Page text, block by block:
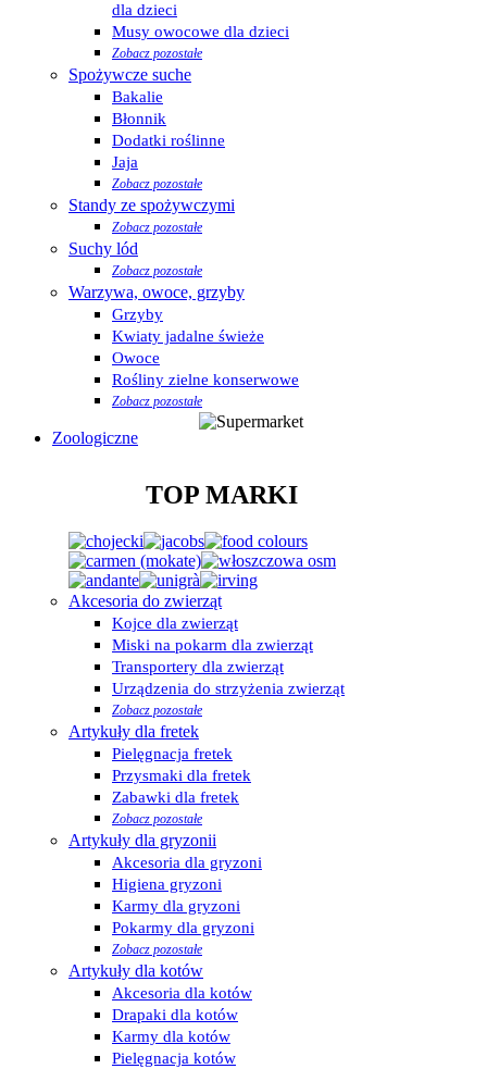
dla dzieci
Musy owocowe dla dzieci
Zobacz pozostałe
Spożywcze suche
Bakalie
Błonnik
Dodatki roślinne
Jaja
Zobacz pozostałe
Standy ze spożywczymi
Zobacz pozostałe
Suchy lód
Zobacz pozostałe
Warzywa, owoce, grzyby
Grzyby
Kwiaty jadalne świeże
Owoce
Rośliny zielne konserwowe
Zobacz pozostałe
Zoologiczne
TOP MARKI
Akcesoria do zwierząt
Kojce dla zwierząt
Miski na pokarm dla zwierząt
Transportery dla zwierząt
Urządzenia do strzyżenia zwierząt
Zobacz pozostałe
Artykuły dla fretek
Pielęgnacja fretek
Przysmaki dla fretek
Zabawki dla fretek
Zobacz pozostałe
Artykuły dla gryzonii
Akcesoria dla gryzoni
Higiena gryzoni
Karmy dla gryzoni
Pokarmy dla gryzoni
Zobacz pozostałe
Artykuły dla kotów
Akcesoria dla kotów
Drapaki dla kotów
Karmy dla kotów
Pielęgnacja kotów